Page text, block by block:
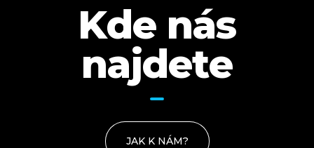
Kde nás
najdete
JAK K NÁM?